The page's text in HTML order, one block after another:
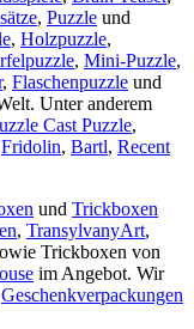
, Puzzle und
, Holzpuzzle,
, Mini-Puzzle,
, Flaschenpuzzle und
Unter anderem
Cast Puzzle,
Fridolin, Bartl, Recent
und Trickboxen
, TransylvanyArt,
Trickboxen von
im Angebot. Wir
Geschenkverpackungen